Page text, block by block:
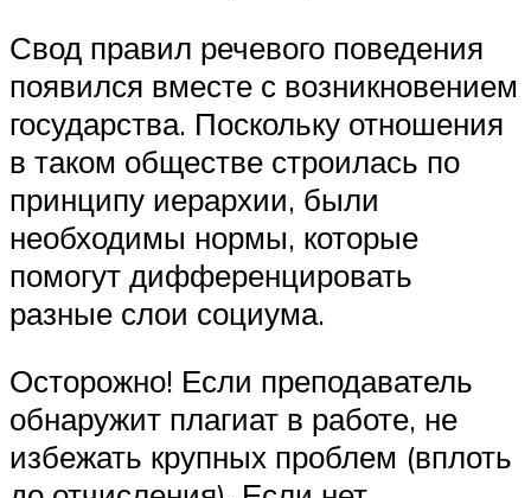
Свод правил речевого поведения
появился вместе с возникновением
государства. Поскольку отношения
в таком обществе строилась по
принципу иерархии, были
необходимы нормы, которые
помогут дифференцировать
разные слои социума.
Осторожно! Если преподаватель
обнаружит плагиат в работе, не
избежать крупных проблем (вплоть